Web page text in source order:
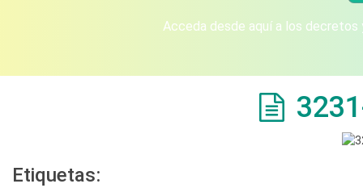
Acceda desde aquí a los
Etiquetas: